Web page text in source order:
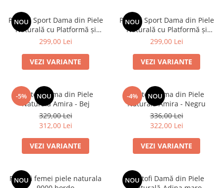
NOU
Pantofi Sport Dama din Piele
Naturală cu Platformă și
Fermoar - Bej
299,00 Lei
VEZI VARIANTE
NOU
Pantofi Sport Dama din Piele
Naturală cu Platformă și
Fermoar - Alb
299,00 Lei
VEZI VARIANTE
-5% NOU
Pantofi Dama din Piele
Naturală Amira - Bej
329,00 Lei
312,00 Lei
VEZI VARIANTE
-4% NOU
Pantofi Dama din Piele
Naturală Amira - Negru
336,00 Lei
322,00 Lei
VEZI VARIANTE
NOU
Pantofi femei piele naturala
NOU
Pantofi Damă din Piele